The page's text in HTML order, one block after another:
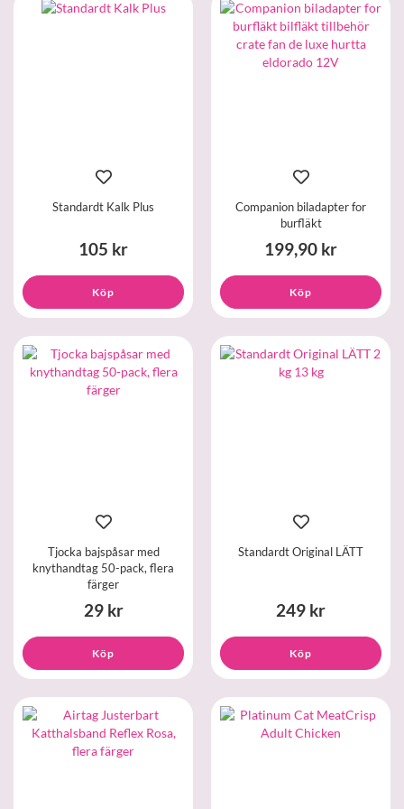
Standardt Kalk Plus
105 kr
Köp
Companion biladapter for
burfläkt
199,90 kr
Köp
Tjocka bajspåsar med
knythandtag 50-pack, flera
färger
29 kr
Köp
Standardt Original LÄTT
249 kr
Köp